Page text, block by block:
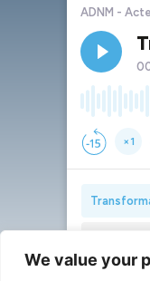
We value your